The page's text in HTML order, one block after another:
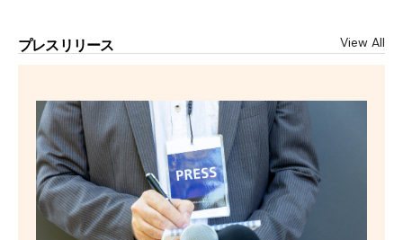
プレスリリース View All